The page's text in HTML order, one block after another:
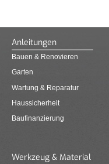
Anleitungen
Bauen & Renovieren
Garten
Wartung & Reparatur
Haussicherheit
Baufinanzierung
Werkzeug & Material